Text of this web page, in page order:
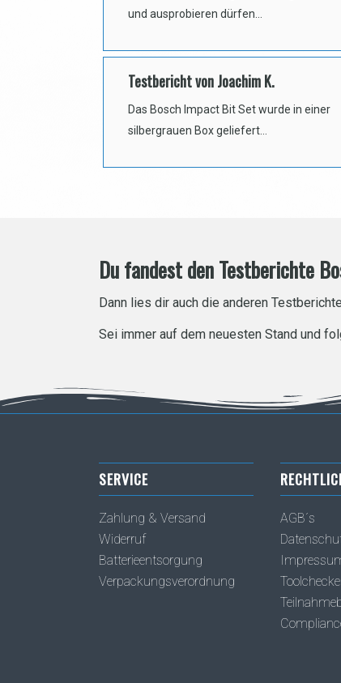
und ausprobieren dürfen…
Testbericht von Joachim K.
Das Bosch Impact Bit Set wurde in einer
silbergrauen Box geliefert…
Du fandest den Testberichte
Dann lies dir auch die anderen
Sei immer auf dem neuesten Stand und
SERVICE
Zahlung & Versand
Widerruf
Batterieentsorgung
Verpackungsverordnung
AGB´s